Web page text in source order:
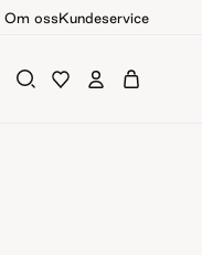
Om ossKundeservice